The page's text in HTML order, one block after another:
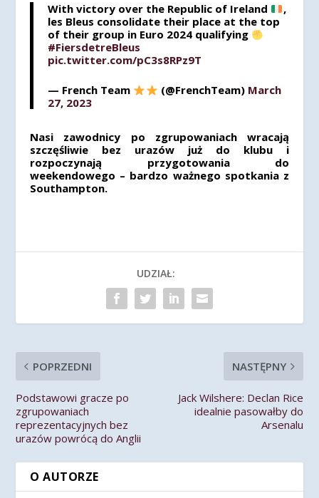
With victory over the Republic of Ireland
,
les Bleus consolidate their place at the top
of their group in Euro 2024 qualifying
#FiersdetreBleus
pic.twitter.com/pC3s8RPz9T
— French Team (@FrenchTeam) March
27, 2023
Nasi zawodnicy po zgrupowaniach wracają
szczęśliwie bez urazów już do klubu i
rozpoczynają przygotowania do
weekendowego – bardzo ważnego spotkania z
Southampton.
UDZIAŁ:
POPRZEDNI
Podstawowi gracze po
zgrupowaniach
reprezentacyjnych bez
urazów powrócą do Anglii
NASTĘPNY
Jack Wilshere: Declan Rice
idealnie pasowałby do
Arsenalu
O AUTORZE